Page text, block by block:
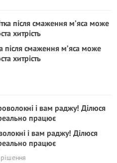
після смаження м’яса може
хитрість
і вам раджу! Ділюся
працює